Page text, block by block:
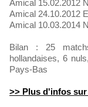
Amical 15.02.2012
Amical 24.10.2012
Amical 10.03.2014
Bilan : 25
hollandaises, 6
Pays-Bas
>> Plus d'infos